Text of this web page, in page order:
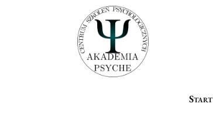
Start